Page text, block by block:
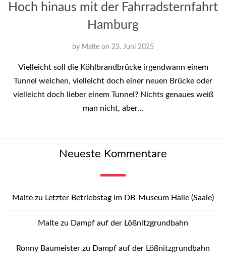
Hoch hinaus mit der Fahrradsternfahrt
Hamburg
by Malte on 23. Juni 2025
Vielleicht soll die Köhlbrandbrücke irgendwann einem
Tunnel weichen, vielleicht doch einer neuen Brücke oder
vielleicht doch lieber einem Tunnel? Nichts genaues weiß
man nicht, aber…
Neueste Kommentare
Malte zu Letzter Betriebstag im DB-Museum Halle (Saale)
Malte zu Dampf auf der Lößnitzgrundbahn
Ronny Baumeister zu Dampf auf der Lößnitzgrundbahn